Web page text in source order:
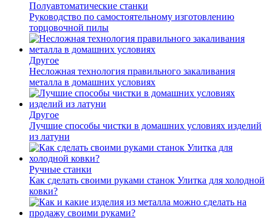
Полуавтоматические станки
Руководство по самостоятельному изготовлению
торцовочной пилы
Другое
Несложная технология правильного закаливания
металла в домашних условиях
Другое
Лучшие способы чистки в домашних условиях изделий
из латуни
Ручные станки
Как сделать своими руками станок Улитка для холодной
ковки?